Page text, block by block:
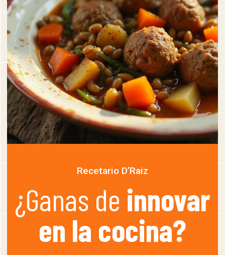
Recetario D’Raiz
¿Ganas de innovar
en la cocina?